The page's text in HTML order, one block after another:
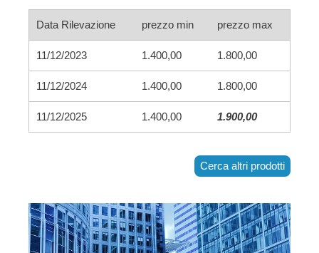
Data Rilevazione prezzo min prezzo max
11/12/2023 1.400,00 1.800,00
11/12/2024 1.400,00 1.800,00
11/12/2025 1.400,00 1.900,00
Cerca altri prodotti